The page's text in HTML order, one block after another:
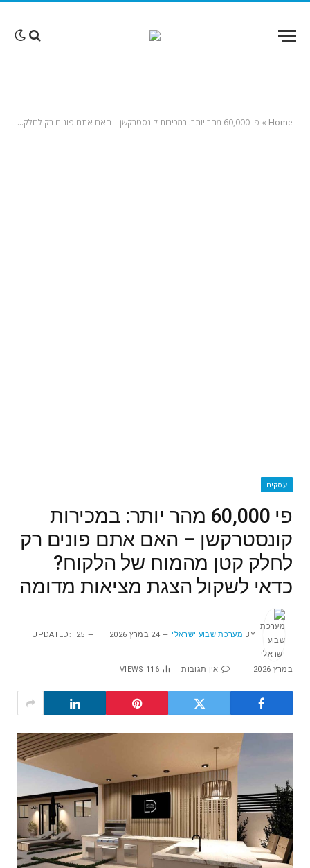
Home
» פי 60,000 מהר יותר: במכירות קונסטרקשן – האם אתם פונים רק לחלק קטן מהמוח של הלקוח? כדאי לשקול הצגת מציאות מדומה
עסקים
פי 60,000 מהר יותר: במכירות
קונסטרקשן – האם אתם פונים רק
לחלק קטן מהמוח של הלקוח?
כדאי לשקול הצגת מציאות מדומה
BY מערכת שבוע ישראלי 24 במרץ 2026 UPDATED: 25
במרץ 2026 אין תגובות 116
VIEWS